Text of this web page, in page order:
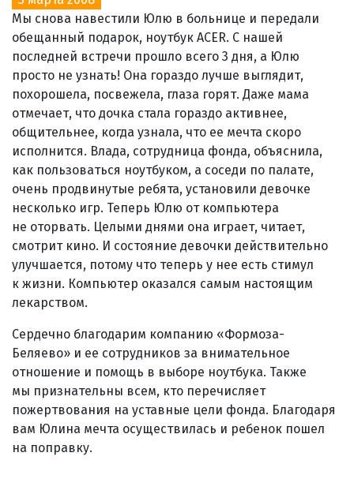
Мы снова навестили Юлю в больнице и передали
обещанный подарок, ноутбук ACER. С нашей
последней встречи прошло всего 3 дня, а Юлю
просто не узнать! Она гораздо лучше выглядит,
похорошела, посвежела, глаза горят. Даже мама
отмечает, что дочка стала гораздо активнее,
общительнее, когда узнала, что ее мечта скоро
исполнится. Влада, сотрудница фонда, объяснила,
как пользоваться ноутбуком, а соседи по палате,
очень продвинутые ребята, установили девочке
несколько игр. Теперь Юлю от компьютера
не оторвать. Целыми днями она играет, читает,
смотрит кино. И состояние девочки действительно
улучшается, потому что теперь у нее есть стимул
к жизни. Компьютер оказался самым настоящим
лекарством.
Сердечно благодарим компанию «Формоза-
Беляево» и ее сотрудников за внимательное
отношение и помощь в выборе ноутбука. Также
мы признательны всем, кто перечисляет
пожертвования на уставные цели фонда. Благодаря
вам Юлина мечта осуществилась и ребенок пошел
на поправку.